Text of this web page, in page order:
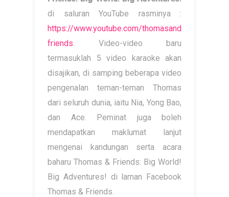
di saluran YouTube rasminya :
https://www.youtube.com/thomasand
friends . Video-video baru
termasuklah 5 video karaoke akan
disajikan, di samping beberapa video
pengenalan teman-teman Thomas
dari seluruh dunia, iaitu Nia, Yong Bao,
dan Ace. Peminat juga boleh
mendapatkan maklumat lanjut
mengenai kandungan serta acara
baharu Thomas & Friends: Big World!
Big Adventures! di laman Facebook
Thomas & Friends.